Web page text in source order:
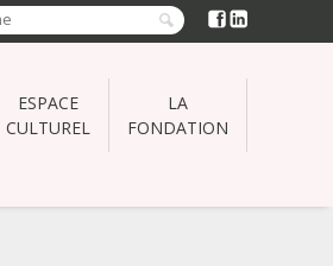
ESPACE
CULTUREL
LA
FONDATION